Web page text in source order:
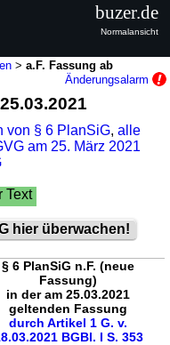
>a.F. Fassung ab
Änderungsalarm
von § 6 PlanSiG,alle
am 25. März 2021
Text
hier überwachen!
§ 6 PlanSiG n.F. (neue
Fassung)
in der am 25.03.2021
geltenden Fassung
durch Artikel 1 G. v.
BGBl. I S. 353
buzer.de
Normalansicht